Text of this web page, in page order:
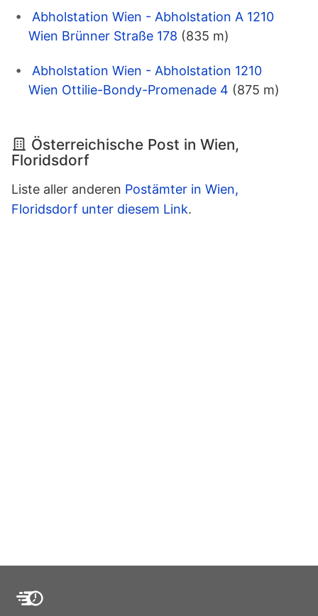
Abholstation Wien - Abholstation A 1210
Wien Brünner Straße 178 (835 m)
Abholstation Wien - Abholstation 1210
Wien Ottilie-Bondy-Promenade 4 (875 m)
Österreichische Post in Wien,
Floridsdorf
Liste aller anderen Postämter in Wien,
Floridsdorf unter diesem Link.